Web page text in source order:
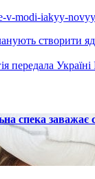
v-modi-iakyy-
створити
передала
спека